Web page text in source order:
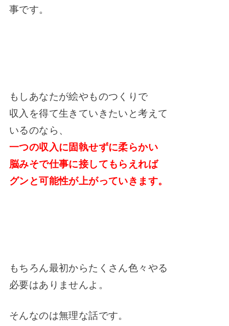
事です。
もしあなたが絵やものつくりで
収入を得て生きていきたいと考えて
いるのなら、
一つの収入に固執せずに柔らかい
脳みそで仕事に接してもらえれば
グンと可能性が上がっていきます。
もちろん最初からたくさん色々やる
必要はありませんよ。
そんなのは無理な話です。